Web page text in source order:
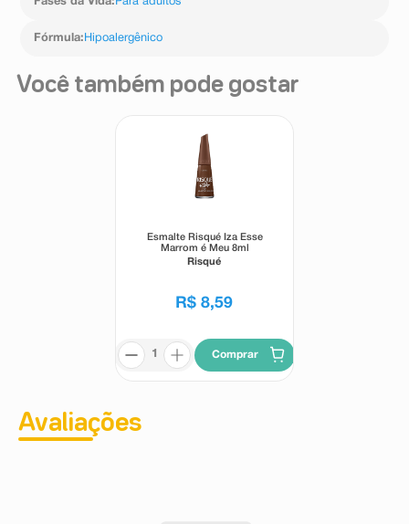
Fórmula: Hipoalergênico
Você também pode gostar
Esmalte Risqué Iza Esse
Marrom é Meu 8ml
Risqué
R$ 8,59
Comprar
Avaliações